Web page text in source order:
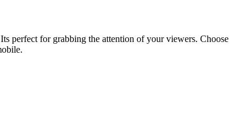
perfect for grabbing the attention of your viewers. Choose